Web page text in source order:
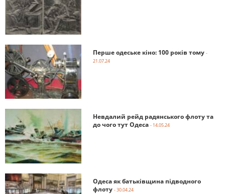
Перше одеське кіно: 100 років тому -
21.07.24
Невдалий рейд радянського флоту та
до чого тут Одеса - 14.05.24
Одеса як батьківщина підводного
флоту - 30.04.24